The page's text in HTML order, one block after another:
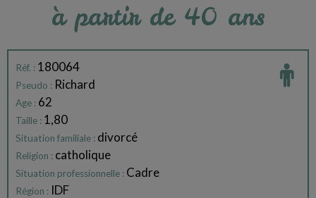
à partir de 40 ans
Réf. : 180064
Pseudo : Richard
Age : 62
Taille : 1,80
Situation familiale : divorcé
Religion : catholique
Situation professionnelle : Cadre
Région : IDF